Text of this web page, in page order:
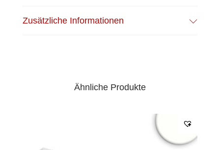
Zusätzliche Informationen
Ähnliche Produkte